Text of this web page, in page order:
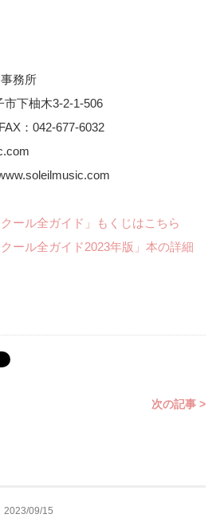
務所
市下柚木3-2-1-506
：042-677-6032
ール全ガイド」もくじはこちら
ール全ガイド2023年版」本の詳細
次の記事 >
2023/09/15